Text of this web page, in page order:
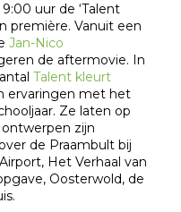
uur de ‘Talent
première. Vanuit een
Jan-Nico
de aftermovie. In
Talent kleurt
ervaringen met het
Ze laten op
zijn
de Praambult bij
Het Verhaal van
Oosterwold, de